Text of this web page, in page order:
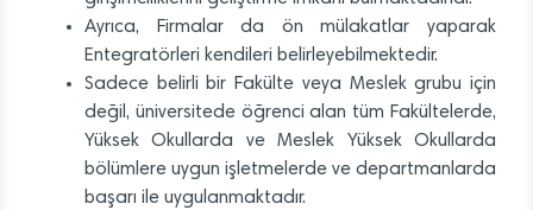
Ayrıca, Firmalar da ön mülakatlar yaparak
Entegratörleri kendileri belirleyebilmektedir.
Sadece belirli bir Fakülte veya Meslek grubu için
değil, üniversitede öğrenci alan tüm Fakültelerde,
Yüksek Okullarda ve Meslek Yüksek Okullarda
bölümlere uygun işletmelerde ve departmanlarda
başarı ile uygulanmaktadır.